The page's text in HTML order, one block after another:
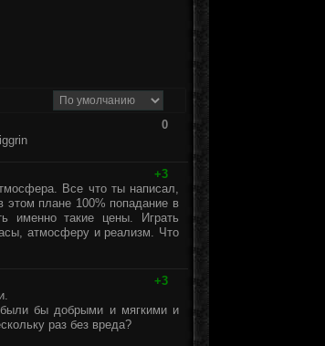
0
+3
Все что ты написал,
этом плане 100% попадание в
именно такие цены. Играть
атмосферу и реализм. Что
+3
бы добрыми и мягкими и
раз без вреда?